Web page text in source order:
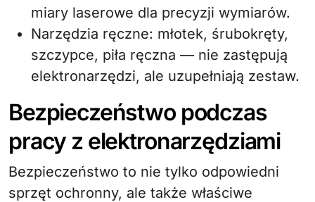
miary laserowe dla precyzji wymiarów.
Narzędzia ręczne: młotek, śrubokręty,
szczypce, piła ręczna — nie zastępują
elektronarzędzi, ale uzupełniają zestaw.
Bezpieczeństwo podczas
pracy z elektronarzędziami
Bezpieczeństwo to nie tylko odpowiedni
sprzęt ochronny, ale także właściwe